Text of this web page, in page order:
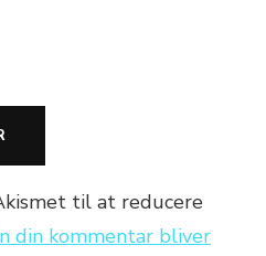
til at reducere
din kommentar bliver